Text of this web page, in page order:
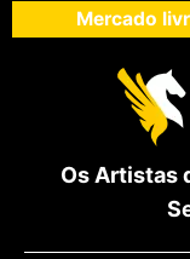
Mercado
Os Artistas